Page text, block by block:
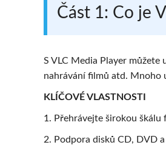
Část 1: Co je
S VLC Media Player
nahrávání filmů atd. Mnoho
KLÍČOVÉ VLASTNOSTI
1. Přehrávejte širokou škálu
2. Podpora disků CD, DVD